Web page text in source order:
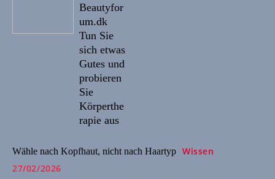
Beautyfor
um.dk
Tun Sie
sich etwas
Gutes und
probieren
Sie
Körperthe
rapie aus
Wähle nach Kopfhaut, nicht nach Haartyp Wissen
27/02/2026